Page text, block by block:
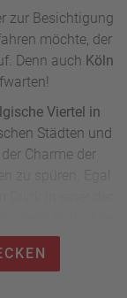
zur Besichtigung
möchte, der
Denn auch Köln
Viertel in
Städten und
Charme der
Drink in einer der
Zeit haben.
besten unsere